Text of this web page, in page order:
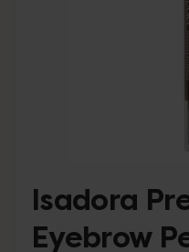
Isadora
Eyebrow